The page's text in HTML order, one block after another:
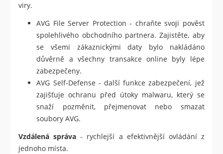
viry.
AVG File Server Protection - chraňte svoji pověst
spolehlivého obchodního partnera. Zajistěte, aby
se všemi zákaznickými daty bylo nakládáno
důvěrně a všechny transakce online byly lépe
zabezpečeny.
AVG Self-Defense - další funkce zabezpečení, jež
zajišťuje ochranu před útoky malwaru, který se
snaží pozměnit, přejmenovat nebo smazat
soubory AVG.
Vzdálená správa - rychlejší a efektivnější ovládání z
jednoho místa.